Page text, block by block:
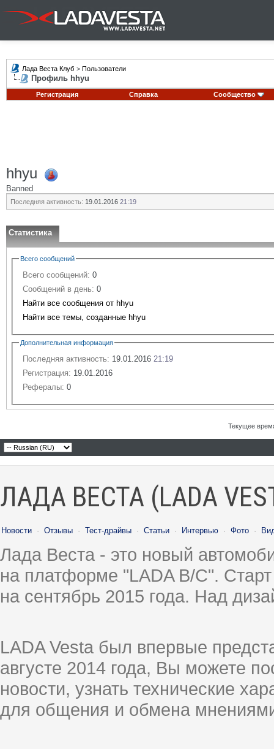
Лада Веста Клуб > Пользователи
Профиль hhyu
Регистрация Справка Сообщество
hhyu
Banned
Последняя активность: 19.01.2016 21:19
Статистика
Всего сообщений
Всего сообщений: 0
Сообщений в день: 0
Найти все сообщения от hhyu
Найти все темы, созданные hhyu
Дополнительная информация
Последняя активность: 19.01.2016 21:19
Регистрация: 19.01.2016
Рефералы: 0
Текущее
ЛАДА ВЕСТА (LADA
Новости · Отзывы · Тест-драйвы · Статьи · Интервью · Фото ·
Лада Веста - это новый
на платформе "LADA B/C".
на сентябрь 2015 года. Над
LADA Vesta был впервые
августе 2014 года, Вы можете
новости, узнать технические
для общения и обмена